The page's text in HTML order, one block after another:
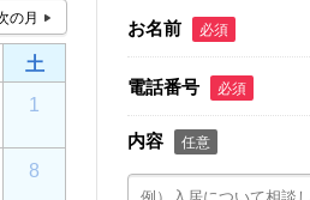
土
1
8
お名前 必須
電話番号 必須
内容 任意